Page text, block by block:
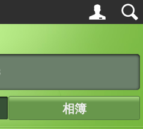
相簿